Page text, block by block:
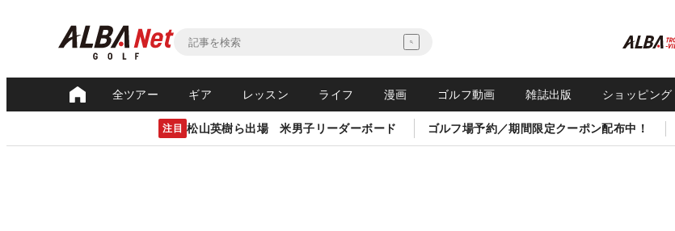
全ツアー ギア レッスン ライフ 漫画 ゴルフ動画 雑誌出版 ショッピング
注目 松山英樹ら出場 米男子リーダーボード ゴルフ場予約／期間限定クーポン配布中！